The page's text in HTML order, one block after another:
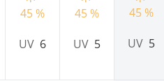
45 %
UV 6
45 %
UV 5
45 %
UV 5